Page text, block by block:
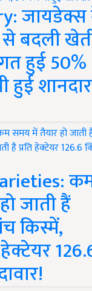
से बदली
हुई 50%
शानदार
जाती हैं
किस्में,